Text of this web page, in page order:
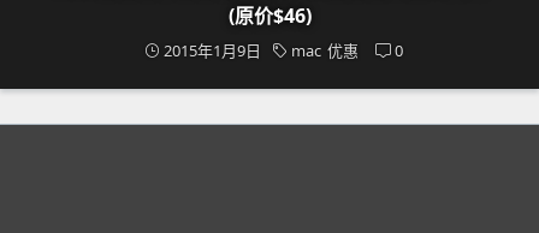
(原价$46)
2015年1月9日 mac 优惠 0